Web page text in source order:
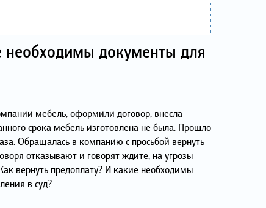
необходимы документы для
мебель, оформили договор, внесла
срока мебель изготовлена не была. Прошло
Обращалась в компанию с просьбой вернуть
отказывают и говорят ждите, на угрозы
вернуть предоплату? И какие необходимы
в суд?